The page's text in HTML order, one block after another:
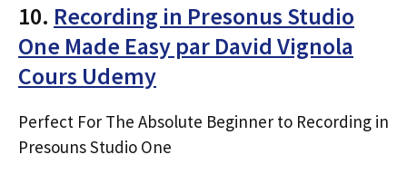
10. Recording in Presonus Studio
One Made Easy par David Vignola
Cours Udemy
Perfect For The Absolute Beginner to Recording in
Presouns Studio One